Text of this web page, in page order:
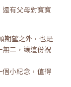
有父母對寶寶
期望之外，也是
無二，讓這份祝
個小紀念，值得